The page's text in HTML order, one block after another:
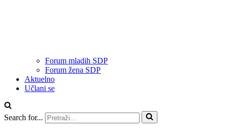
Forum mladih SDP
Forum žena SDP
Aktuelno
Učlani se
Search for...